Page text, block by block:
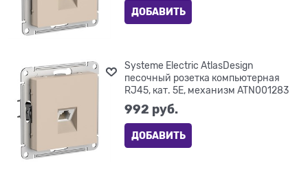
ДОБАВИТЬ
Systeme Electric AtlasDesign
песочный розетка компьютерная
RJ45, кат. 5Е, механизм ATN001283
992 руб.
ДОБАВИТЬ